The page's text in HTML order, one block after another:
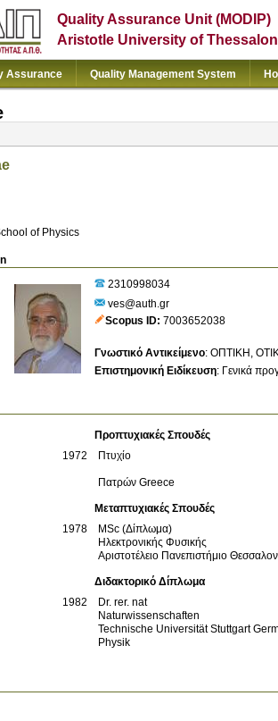
Quality Assurance Unit (MODIP)
Aristotle University of
Assurance Quality Management System
of Physics
2310998034
ves@auth.gr
Scopus ID 7003652038
Γνωστικό Αντικείμενο: ΟΠΤΙΚΗ,
Επιστημονική Ειδίκευση: Γενικά
Προπτυχιακές Σπουδές
1972
Πτυχίο
Πατρών Greece
Μεταπτυχιακές Σπουδές
1978
MSc (Δίπλωμα)
Ηλεκτρονικής Φυσικής
Αριστοτέλειο Πανεπιστήμιο
Διδακτορικό Δίπλωμα
1982
Dr. rer. nat
Naturwissenschaften
Technische Universität Stuttgart
Physik